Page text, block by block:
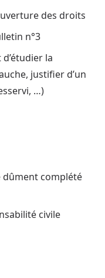
des droits
n°3
la
justifier d’un
…)
dûment complété
civile